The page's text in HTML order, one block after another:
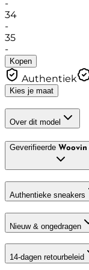
-
34
-
35
-
Kopen
Authentiek
Kies je maat
Over dit model
Geverifieerde Woovin
Authentieke sneakers
Nieuw & ongedragen
14-dagen retourbeleid